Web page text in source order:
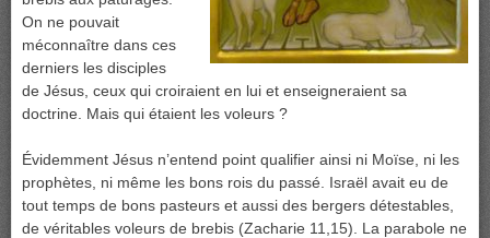
On ne pouvait
méconnaître dans ces
derniers les disciples
de Jésus, ceux qui croiraient en lui et enseigneraient sa
doctrine. Mais qui étaient les voleurs ?
Évidemment Jésus n’entend point qualifier ainsi ni Moïse, ni les
prophètes, ni même les bons rois du passé. Israël avait eu de
tout temps de bons pasteurs et aussi des bergers détestables,
de véritables voleurs de brebis (Zacharie 11,15). La parabole ne